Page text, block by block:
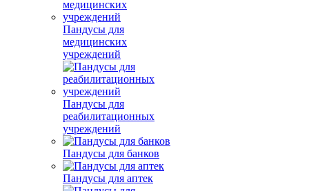
Пандусы для
медицинских
учреждений
Пандусы для
реабилитационных
учреждений
Пандусы для банков
Пандусы для аптек